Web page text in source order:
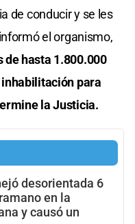
de conducir y se les
el organismo,
hasta 1.800.000
inhabilitación para
la Justicia.
desorientada 6
en la
y causó un